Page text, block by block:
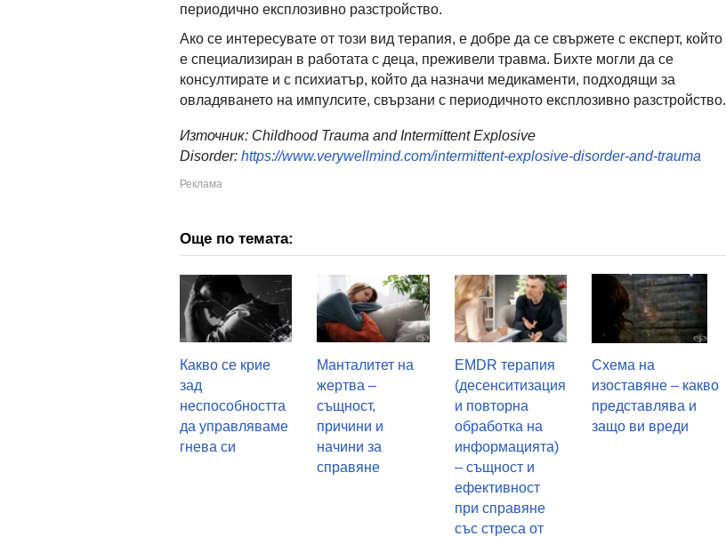
периодично експлозивно разстройство.
Ако се интересувате от този вид терапия, е добре да се свържете с експерт, който
е специализиран в работата с деца, преживели травма. Бихте могли да се
консултирате и с психиатър, който да назначи медикаменти, подходящи за
овладяването на импулсите, свързани с периодичното експлозивно разстройство.
Източник: Childhood Trauma and Intermittent Explosive
Disorder: https://www.verywellmind.com/intermittent-explosive-disorder-and-trauma
Още по темата:
Какво се крие
зад
неспособността
да управляваме
гнева си
Манталитет на
жертва –
същност,
причини и
начини за
справяне
EMDR терапия
(десенситизация
и повторна
обработка на
информацията)
– същност и
ефективност
при справяне
със стреса от
Схема на
изоставяне – какво
представлява и
защо ви вреди